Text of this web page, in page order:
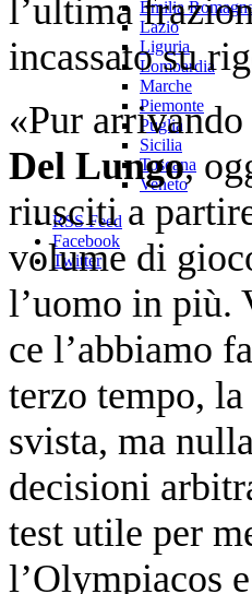
Emilia
Lazio
Liguria
Lombardia
Marche
Piemonte
Puglia
Sicilia
Toscana
Veneto
RSS Feed
Facebook
Twitter
l’ultima
incassato su
«Pur
Del Lungo,
riusciti a
volume di
l’uomo in più.
ce l’abbiamo
terzo tempo,
svista, ma
decisioni
test utile per
l’Olympiacos